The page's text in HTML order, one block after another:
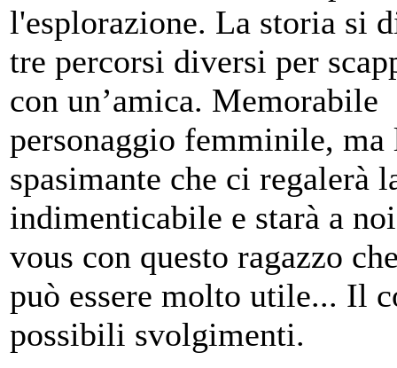
l'esplorazione. La storia si
tre percorsi diversi per
con un’amica.
personaggio femminile, ma
spasimante che ci regalerà
indimenticabile e starà a
vous con questo ragazzo
può essere molto utile... Il
possibili svolgimenti.